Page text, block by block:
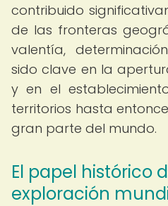
contribuido
de las fronteras
valentía,
sido clave en la
y en el
territorios hasta
gran parte del mundo.
El papel histórico
exploración